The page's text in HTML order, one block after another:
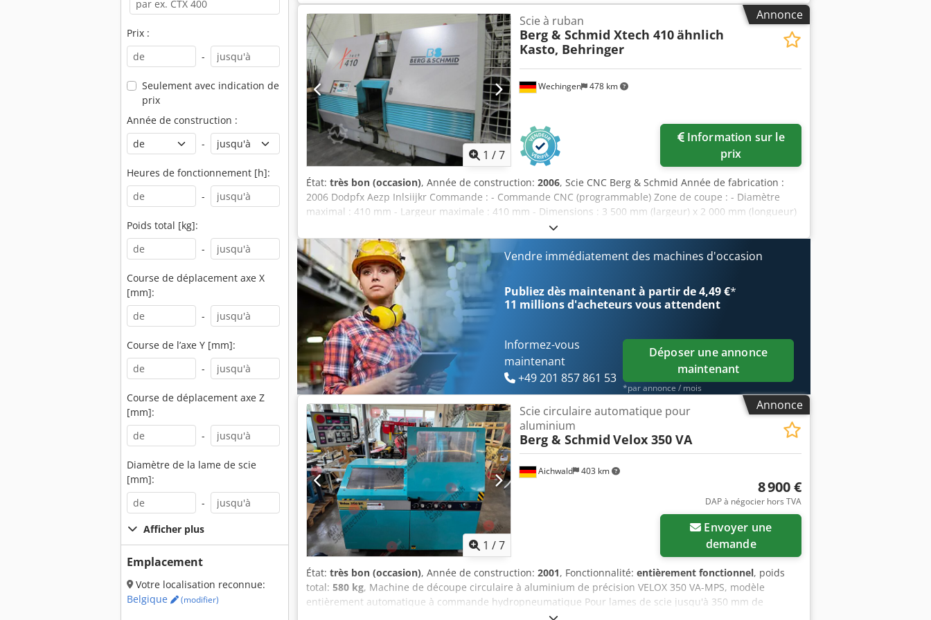
Prix :
-
Seulement avec indication de
prix
Année de construction :
-
Heures de fonctionnement [h]:
-
Poids total [kg]:
-
Course de déplacement axe X
[mm]:
-
Course de l’axe Y [mm]:
-
Course de déplacement axe Z
[mm]:
-
Diamètre de la lame de scie
[mm]:
-
Afficher plus
Emplacement
Votre localisation reconnue:
Belgique
(modifier)
de scie : 40,0 mm Course : 150 mm Vitesse de coupe : 17 + 33 tr/min Tension : 400 V Poids : 340 kg
Dimensions (L x l x h) : 1000 x 800 x 1600 mm Équipement : - Carcasse de machine avec système de
refroidissement intégré - Guidage vertical de la tête de scie - 2 vitesses - Grande surface d’appui et
plateau pour les matériaux - Réglage d’angle des deux côtés : 60° à gauche / 45° à droite - Bride de
serrage avec déplacement latéral rapide et bras de serrage double - Guidage précis à prismes de la tête
du réducteur - Manuel d’utilisation Dodpfx Aszl E Twoiijkr
Annonce
1 /7
Wechingen 478 km
Scie à ruban
Berg & Schmid Xtech 410ähnlich
Kasto, Behringer
Information sur le
prix
État: très bon (occasion), Année de construction: 2006, Scie CNC Berg & Schmid Année de fabrication :
2006 Dodpfx Aezp Inlsiijkr Commande : - Commande CNC (programmable) Zone de coupe : - Diamètre
maximal : 410 mm - Largeur maximale : 410 mm - Dimensions : 3 500 mm (largeur) x 2 000 mm (longueur)
x 2 200 mm (hauteur) - Hauteur de travail : 730 mm Vitesse de coupe : - 12 à 110 m/min - Avance du
matériau par vis à billes de précision et guidage linéaire. - Tension hydraulique de la lame de scie. -
Dispositif de réglage automatique du jeu libre de la lame de scie sur les deux faces. - Convoyeur de
copeaux à entraînement hydraulique. - Réglage de la pression de serrage pour les tubes et profilés à
parois minces. - Entraînement de la scie à variation de fréquence, réglable en continu. - Système
automatique pour la première coupe. - Surveillance du parcours de la lame. Entraînement de la scie : -
5,5 kW Accessoires : - 10 lames de scie neuves Délai de livraison : - Immédiat
Vendre immédiatement des machines d'occasion
Publiez dès maintenant à partir de 4,49 €*
11 millions d'acheteursvous attendent
Informez-vous
maintenant
+49 201 857 861 53
Déposer une annonce
maintenant
*par annonce / mois
Annonce
1 /7
Aichwald 403 km
Scie circulaire automatique pour
aluminium
Berg & Schmid Velox 350 VA
8 900 €
DAP à négocier hors TVA
demande
État: très bon (occasion), Année de construction: 2001, Fonctionnalité: entièrement fonctionnel, poids
total: 580 kg, Machine de découpe circulaire à aluminium de précision VELOX 350 VA-MPS, modèle
entièrement automatique à commande hydropneumatique Pour lames de scie jusqu'à 350 mm de
diamètre, coupe d'onglet à gauche et à droite de 45° et coupes inclinées jusqu'à 45° à gauche. Capacité